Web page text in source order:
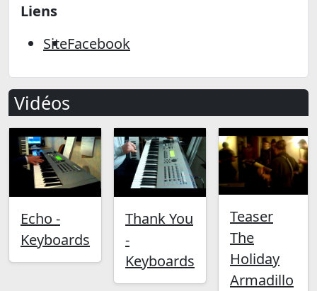
Liens
SiteFacebook
Vidéos
Echo -
Keyboards
Thank You
-
Keyboards
Teaser
The
Holiday
Armadillo